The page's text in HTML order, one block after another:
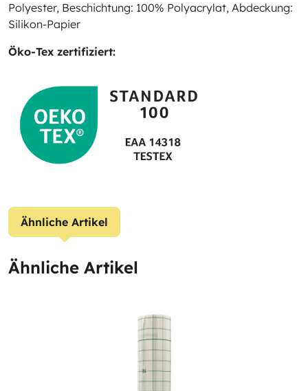
Polyester, Beschichtung: 100% Polyacrylat, Abdeckung:
Silikon-Papier
Öko-Tex zertifiziert:
Ähnliche Artikel
Ähnliche Artikel